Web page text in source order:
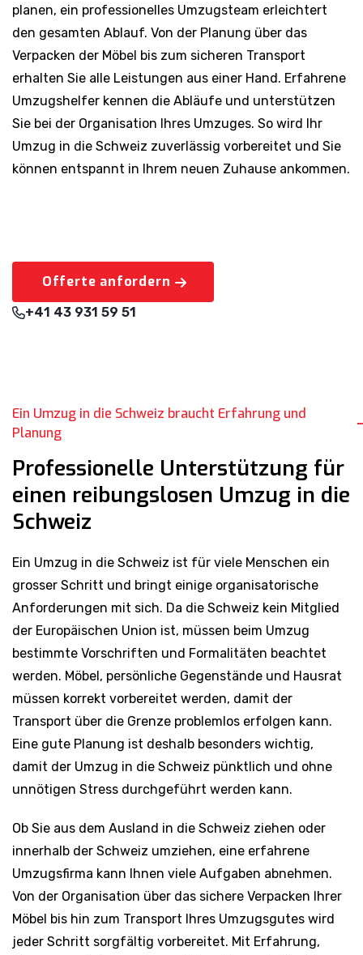
planen, ein professionelles Umzugsteam erleichtert
den gesamten Ablauf. Von der Planung über das
Verpacken der Möbel bis zum sicheren Transport
erhalten Sie alle Leistungen aus einer Hand. Erfahrene
Umzugshelfer kennen die Abläufe und unterstützen
Sie bei der Organisation Ihres Umzuges. So wird Ihr
Umzug in die Schweiz zuverlässig vorbereitet und Sie
können entspannt in Ihrem neuen Zuhause ankommen.
Offerte anfordern
+41 43 931 59 51
Ein Umzug in die Schweiz braucht Erfahrung und
Planung
Professionelle Unterstützung für
einen reibungslosen Umzug in die
Schweiz
Ein Umzug in die Schweiz ist für viele Menschen ein
grosser Schritt und bringt einige organisatorische
Anforderungen mit sich. Da die Schweiz kein Mitglied
der Europäischen Union ist, müssen beim Umzug
bestimmte Vorschriften und Formalitäten beachtet
werden. Möbel, persönliche Gegenstände und Hausrat
müssen korrekt vorbereitet werden, damit der
Transport über die Grenze problemlos erfolgen kann.
Eine gute Planung ist deshalb besonders wichtig,
damit der Umzug in die Schweiz pünktlich und ohne
unnötigen Stress durchgeführt werden kann.
Ob Sie aus dem Ausland in die Schweiz ziehen oder
innerhalb der Schweiz umziehen, eine erfahrene
Umzugsfirma kann Ihnen viele Aufgaben abnehmen.
Von der Organisation über das sichere Verpacken Ihrer
Möbel bis hin zum Transport Ihres Umzugsgutes wird
jeder Schritt sorgfältig vorbereitet. Mit Erfahrung,